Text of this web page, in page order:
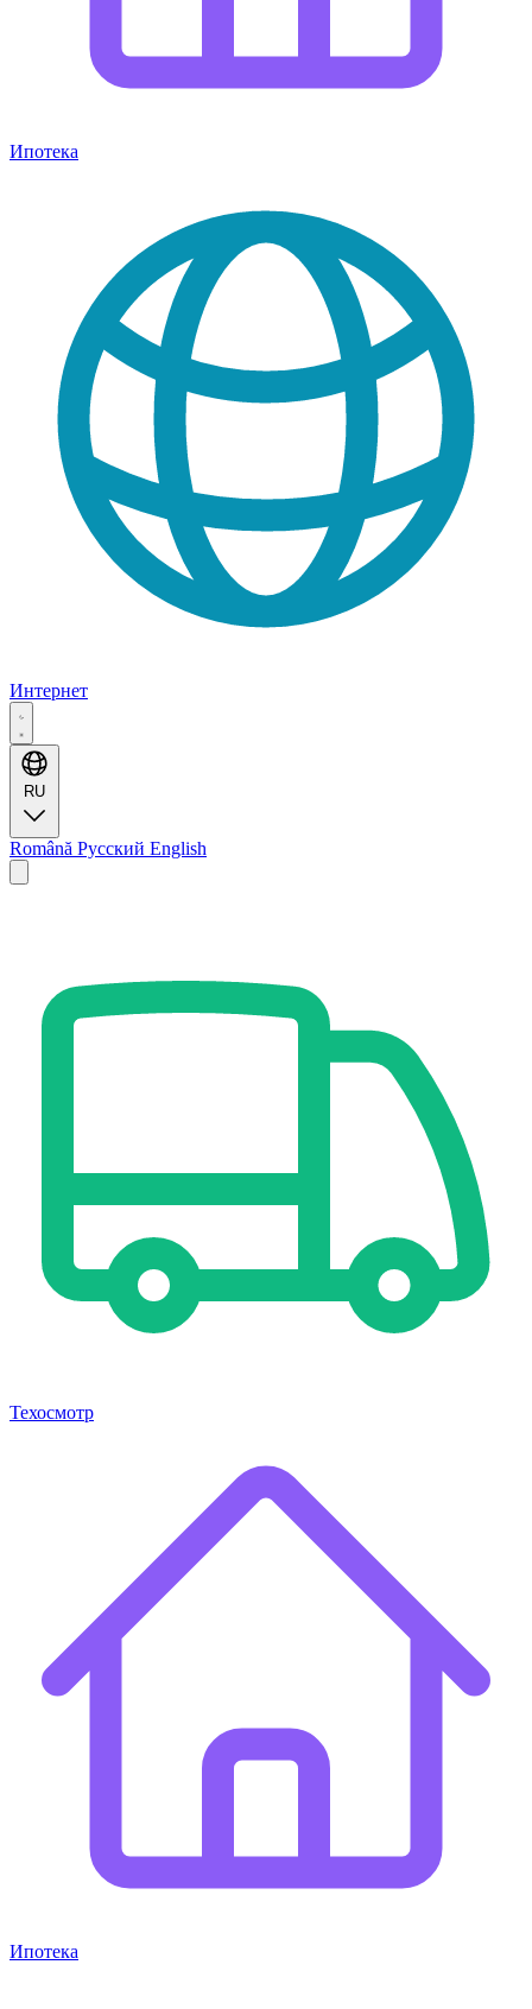
Ипотека
Интернет
RU
Română Русский English
Техосмотр
Ипотека